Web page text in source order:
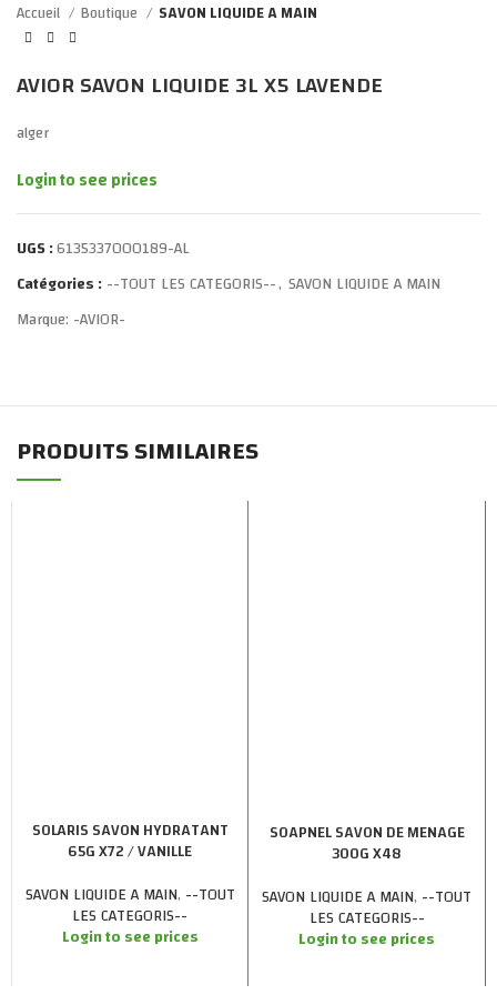
Accueil Boutique SAVON LIQUIDE A MAIN
AVIOR SAVON LIQUIDE 3L X5 LAVENDE
alger
Login to see prices
UGS :6135337000189-AL
Catégories :--TOUT LES CATEGORIS--, SAVON LIQUIDE A MAIN
Marque: -AVIOR-
PRODUITS SIMILAIRES
SOLARIS SAVON HYDRATANT
65G X72 / VANILLE
SAVON LIQUIDE A MAIN, --TOUT
LES CATEGORIS--
Login to see prices
SOAPNEL SAVON DE MENAGE
300G X48
SAVON LIQUIDE A MAIN, --TOUT
LES CATEGORIS--
Login to see prices